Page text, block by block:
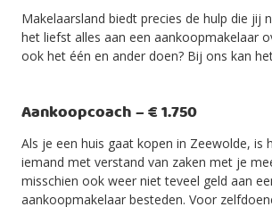
Makelaarsland biedt precies de hulp die jij
het liefst alles aan een aankoopmakelaar
ook het één en ander doen? Bij ons kan
Aankoopcoach – € 1.750
Als je een huis gaat kopen in Zeewolde, is
iemand met verstand van zaken met je
misschien ook weer niet teveel geld aan
aankoopmakelaar besteden. Voor